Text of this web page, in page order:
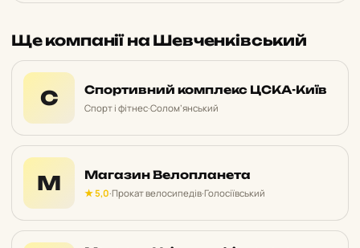
Ще компанії на Шевченківський
С Спортивний комплекс ЦСКА-Київ
Спорт і фітнес·Солом’янський
М Магазин Велопланета
★ 5,0·Прокат велосипедів·Голосіївський